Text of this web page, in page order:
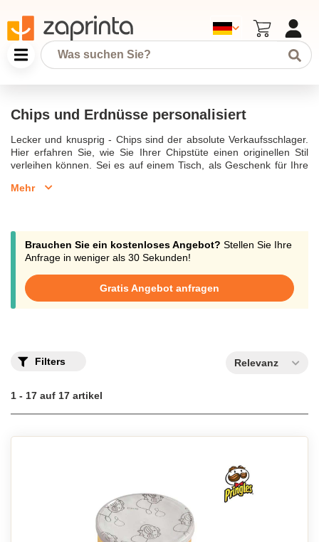
Chips und Erdnüsse personalisiert
Lecker und knusprig - Chips sind der absolute Verkaufsschlager.
Hier erfahren Sie, wie Sie Ihrer Chipstüte einen originellen Stil
verleihen können. Sei es auf einem Tisch, als Geschenk für Ihre
Chips
werden jeden überraschen.
Bestellung, die bereits ab 10 Stück möglich ist, können Sie Ihre
Pakete in jeder Situation individuell gestalten. Kontaktieren Sie
uns per E-Mail an support@zaprinta.com, per Telefon oder Chat,
Schritten haben Sie Zugriff auf Ihre eigene
personalisierte
Chipstüte.
Mehr
Brauchen Sie ein kostenloses Angebot? Stellen Sie Ihre
Anfrage in weniger als 30 Sekunden!
Gratis Angebot anfragen
Filters Relevanz
1 - 17 auf 17 artikel